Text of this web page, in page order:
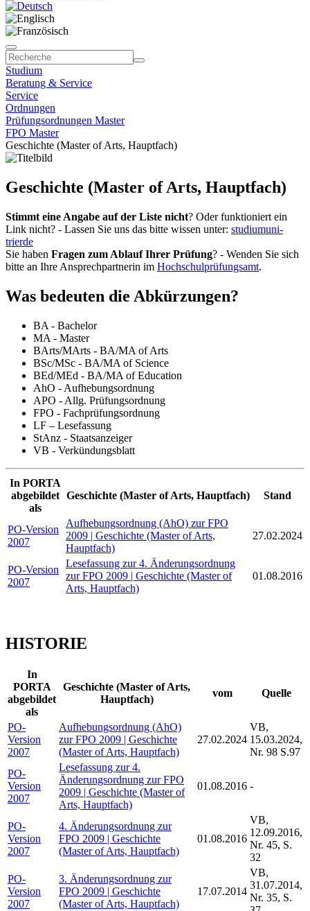
Studium
Beratung & Service
Service
Ordnungen
Prüfungsordnungen Master
FPO Master
Geschichte (Master of Arts, Hauptfach)
Geschichte (Master of Arts, Hauptfach)
Stimmt eine Angabe auf der Liste nicht? Oder funktioniert ein
Link nicht? - Lassen Sie uns das bitte wissen unter: studiumuni-
trierde
Sie haben Fragen zum Ablauf Ihrer Prüfung? - Wenden Sie sich
bitte an Ihre Ansprechpartnerin im Hochschulprüfungsamt.
Was bedeuten die Abkürzungen?
BA - Bachelor
MA - Master
BArts/MArts - BA/MA of Arts
BSc/MSc - BA/MA of Science
BEd/MEd - BA/MA of Education
AhO - Aufhebungsordnung
APO - Allg. Prüfungsordnung
FPO - Fachprüfungsordnung
LF – Lesefassung
StAnz - Staatsanzeiger
VB - Verkündungsblatt
In PORTA
abgebildet
als
Geschichte (Master of Arts, Hauptfach) Stand
PO-Version
2007
Aufhebungsordnung (AhO) zur FPO
2009 | Geschichte (Master of Arts,
Hauptfach)
27.02.2024
PO-Version
2007
Lesefassung zur 4. Änderungsordnung
zur FPO 2009 | Geschichte (Master of
Arts, Hauptfach)
01.08.2016
HISTORIE
In
PORTA
abgebildet
als
Geschichte (Master of Arts,
Hauptfach)
vom Quelle
PO-
Version
2007
Aufhebungsordnung (AhO)
zur FPO 2009 | Geschichte
(Master of Arts, Hauptfach)
27.02.2024
VB,
15.03.2024,
Nr. 98 S.97
PO-
Version
2007
Lesefassung zur 4.
Änderungsordnung zur FPO
2009 | Geschichte (Master of
Arts, Hauptfach)
01.08.2016 -
PO-
Version
2007
4. Änderungsordnung zur
FPO 2009 | Geschichte
(Master of Arts, Hauptfach)
01.08.2016
VB,
12.09.2016,
Nr. 45, S.
32
PO-
Version
2007
3. Änderungsordnung zur
FPO 2009 | Geschichte
(Master of Arts, Hauptfach)
17.07.2014
VB,
31.07.2014,
Nr. 35, S.